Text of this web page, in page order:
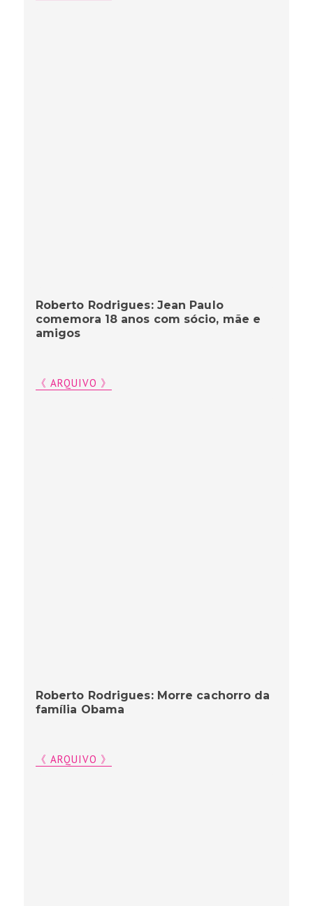
Roberto Rodrigues: Jean Paulo
comemora 18 anos com sócio, mãe e
amigos
《 ARQUIVO 》
Roberto Rodrigues: Morre cachorro da
família Obama
《 ARQUIVO 》